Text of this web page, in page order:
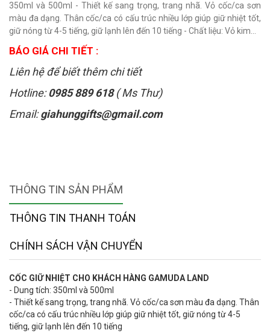
350ml và 500ml - Thiết kế sang trọng, trang nhã. Vỏ cốc/ca sơn
màu đa dạng. Thân cốc/ca có cấu trúc nhiều lớp giúp giữ nhiệt tốt,
giữ nóng từ 4-5 tiếng, giữ lạnh lên đến 10 tiếng - Chất liệu: Vỏ kim...
BÁO GIÁ CHI TIẾT :
Liên hệ để biết thêm chi tiết
Hotline:0985 889 618( Ms Thư)
Email:giahunggifts@gmail.com
THÔNG TIN SẢN PHẨM
THÔNG TIN THANH TOÁN
CHÍNH SÁCH VẬN CHUYỂN
CỐC GIỮ NHIỆT CHO KHÁCH HÀNG GAMUDA LAND
- Dung tích: 350ml và 500ml
- Thiết kế sang trọng, trang nhã. Vỏ cốc/ca sơn màu đa dạng. Thân
cốc/ca có cấu trúc nhiều lớp giúp giữ nhiệt tốt, giữ nóng từ 4-5
tiếng, giữ lạnh lên đến 10 tiếng